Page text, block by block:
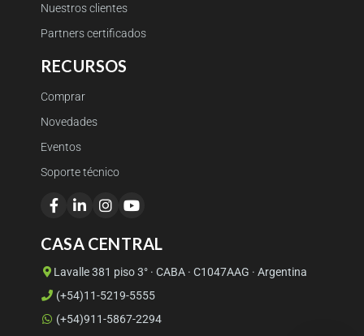
Nuestros clientes
Partners certificados
RECURSOS
Comprar
Novedades
Eventos
Soporte técnico
CASA CENTRAL
Lavalle 381 piso 3° · CABA · C1047AAG · Argentina
(+54)11-5219-5555
(+54)911-5867-2294